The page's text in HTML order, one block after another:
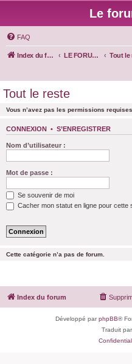
Le
FAQ
Index du forum LE FORUM DES 23 Tout le
Tout le reste
Vous n’avez pas les permissions
CONNEXION • S’ENREGISTRER
Nom d’utilisateur :
Mot de passe :
Se souvenir de moi
Cacher mon statut en ligne pour cette
Cette catégorie n’a pas de forum.
Index du forum
Développé parphpBB®
Traduit par